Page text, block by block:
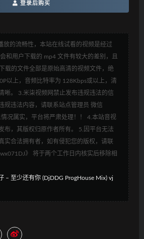
登录后购买
放的流畅性，本站在线试看的视频是经过
和用户下载的 mp4 文件有较大的差别，且
载的文件全部是原始高清的视频文件，绝
以上，音频比特率为 128Kbps或以上，清
晰。 3.米柒视频网禁止发布违规违法的信
规违法内容，请联系站点管理员 微信
情况属实，平台将严肃处理！！ 4.本站音视
布，其版权归原作者所有。 5.因平台无法
实合法拥有者，如有侵犯您的版权，请联
》 将于两个工作日内核实后移除相
– 至少还有你 (DjDDG ProgHouse Mix) vj